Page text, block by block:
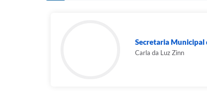
Secretaria Municipal
Carla da Luz Zinn